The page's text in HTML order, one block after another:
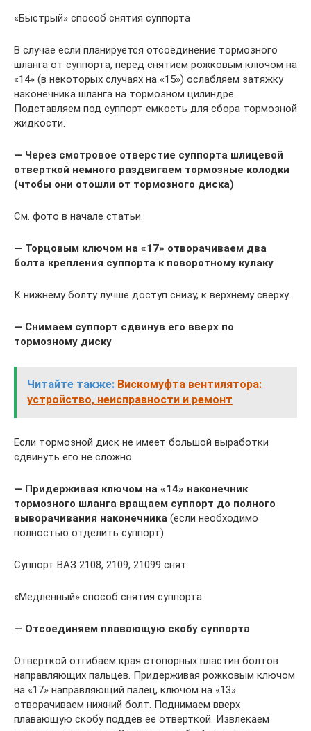
«Быстрый» способ снятия суппорта
В случае если планируется отсоединение тормозного
шланга от суппорта, перед снятием рожковым ключом на
«14» (в некоторых случаях на «15») ослабляем затяжку
наконечника шланга на тормозном цилиндре.
Подставляем под суппорт емкость для сбора тормозной
жидкости.
— Через смотровое отверстие суппорта шлицевой
отверткой немного раздвигаем тормозные колодки
(чтобы они отошли от тормозного диска)
См. фото в начале статьи.
— Торцовым ключом на «17» отворачиваем два
болта крепления суппорта к поворотному кулаку
К нижнему болту лучше доступ снизу, к верхнему сверху.
— Снимаем суппорт сдвинув его вверх по
тормозному диску
Читайте также: Вискомуфта вентилятора:
устройство, неисправности и ремонт
Если тормозной диск не имеет большой выработки
сдвинуть его не сложно.
— Придерживая ключом на «14» наконечник
тормозного шланга вращаем суппорт до полного
выворачивания наконечника (если необходимо
полностью отделить суппорт)
Суппорт ВАЗ 2108, 2109, 21099 снят
«Медленный» способ снятия суппорта
— Отсоединяем плавающую скобу суппорта
Отверткой отгибаем края стопорных пластин болтов
направляющих пальцев. Придерживая рожковым ключом
на «17» направляющий палец, ключом на «13»
отворачиваем нижний болт. Поднимаем вверх
плавающую скобу поддев ее отверткой. Извлекаем